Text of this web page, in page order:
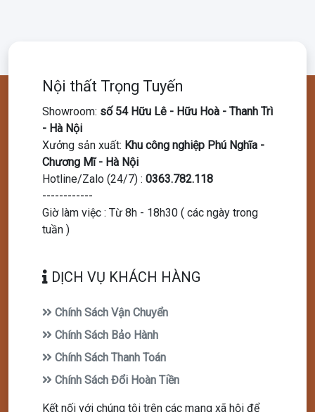
Nội thất Trọng Tuyến
Showroom: số 54 Hữu Lê - Hữu Hoà - Thanh Trì
- Hà Nội
Xưởng sản xuất: Khu công nghiệp Phú Nghĩa -
Chương Mĩ - Hà Nội
Hotline/Zalo (24/7) : 0363.782.118
------------
Giờ làm việc : Từ 8h - 18h30 ( các ngày trong
tuần )
DỊCH VỤ KHÁCH HÀNG
Chính Sách Vận Chuyển
Chính Sách Bảo Hành
Chính Sách Thanh Toán
Chính Sách Đổi Hoàn Tiền
Kết nối với chúng tôi trên các mạng xã hội để